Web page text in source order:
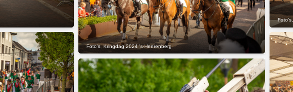
Foto's
Foto's,Kringdag 2024 's-Heerenberg